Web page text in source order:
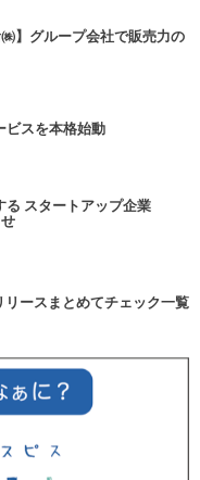
】グループ会社で販売力の
ビスを本格始動
る スタートアップ企業
リースまとめてチェック一覧